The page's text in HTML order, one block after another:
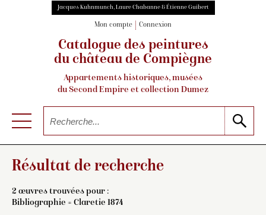
Jacques Kuhnmunch, Laure Chabanne & Étienne Guibert
Mon compte Connexion
Catalogue des peintures
du château de Compiègne
Appartements historiques, musées
du Second Empire et collection Dumez
Résultat de recherche
2 œuvres trouvées pour :
Bibliographie = Claretie 1874